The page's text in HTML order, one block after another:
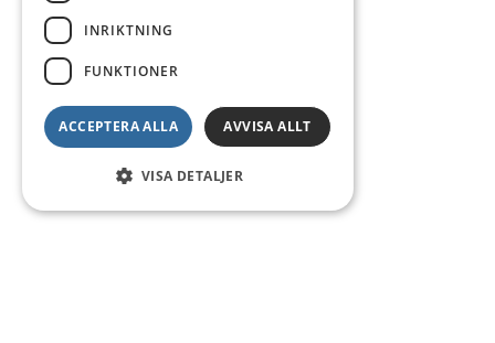
INRIKTNING
FUNKTIONER
ACCEPTERA ALLA AVVISA ALLT
VISA DETALJER